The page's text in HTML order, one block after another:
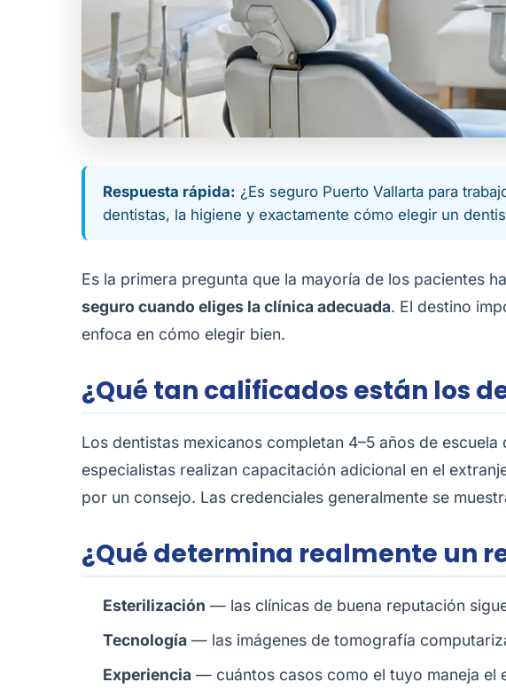
Respuesta rápida: ¿Es seguro Puerto Vallarta para
dentistas, la higiene y exactamente cómo elegir un
Es la primera pregunta que la mayoría de los pacientes
seguro cuando eliges la clínica adecuada. El destino
enfoca en cómo elegir bien.
¿Qué tan calificados están los
Los dentistas mexicanos completan 4–5 años de
especialistas realizan capacitación adicional en el
por un consejo. Las credenciales generalmente se
¿Qué determina realmente un
Esterilización — las clínicas de buena reputación
Tecnología — las imágenes de tomografía
Experiencia — cuántos casos como el tuyo maneja el